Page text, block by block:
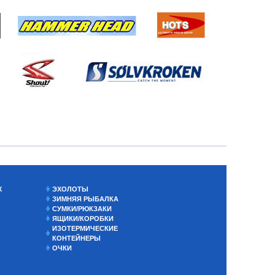
ЭХОЛОТЫ
ЗИМНЯЯ РЫБАЛКА
СУМКИ/РЮКЗАКИ
ЯЩИКИ/КОРОБКИ
ИЗОТЕРМИЧЕСКИЕ
КОНТЕЙНЕРЫ
ОЧКИ